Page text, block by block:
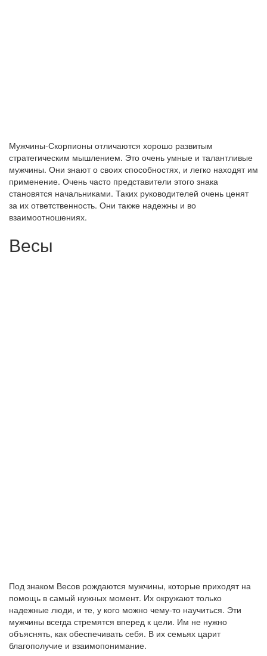
Мужчины-Скорпионы отличаются хорошо развитым
стратегическим мышлением. Это очень умные и талантливые
мужчины. Они знают о своих способностях, и легко находят им
применение. Очень часто представители этого знака
становятся начальниками. Таких руководителей очень ценят
за их ответственность. Они также надежны и во
взаимоотношениях.
Весы
Под знаком Весов рождаются мужчины, которые приходят на
помощь в самый нужных момент. Их окружают только
надежные люди, и те, у кого можно чему-то научиться. Эти
мужчины всегда стремятся вперед к цели. Им не нужно
объяснять, как обеспечивать себя. В их семьях царит
благополучие и взаимопонимание.